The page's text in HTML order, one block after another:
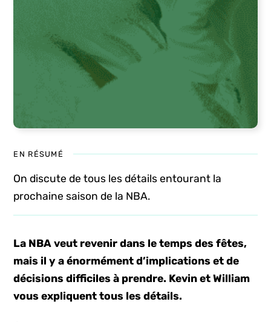
EN RÉSUMÉ
On discute de tous les détails entourant la
prochaine saison de la NBA.
La NBA veut revenir dans le temps des fêtes,
mais il y a énormément d’implications et de
décisions difficiles à prendre. Kevin et William
vous expliquent tous les détails.